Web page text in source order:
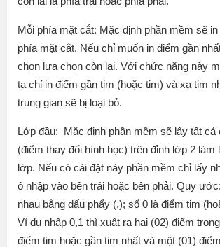
Mỗi phía mặt cắt: Mặc định phần mềm sẽ
phía mặt cắt. Nếu chỉ muốn in điểm gần
chọn lựa chọn còn lại. Với chức năng này
ta chỉ in điểm gần tim (hoặc tim) và xa tim
trung gian sẽ bị loại bỏ.
Lớp đầu: Mặc định phần mềm sẽ lấy tất cả
(điểm thay đổi hình học) trên đỉnh lớp 2 làm
lớp. Nếu có cài đặt này phần mềm chỉ lấy
ô nhập vào bên trái hoặc bên phải. Quy
nhau bằng dấu phẩy (,); số 0 là điểm tim
Ví dụ nhập 0,1 thì xuất ra hai (02) điểm
điểm tim hoặc gần tim nhất và một (01)